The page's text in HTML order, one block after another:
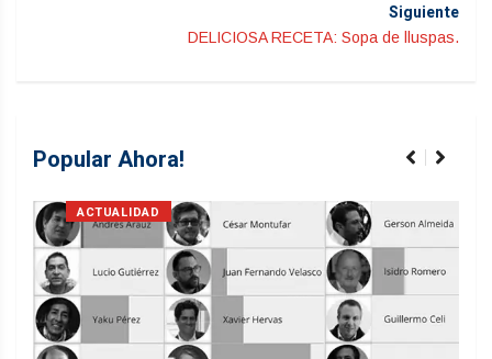
Siguiente
DELICIOSA RECETA: Sopa de lluspas.
Popular Ahora!
ACTUALIDAD